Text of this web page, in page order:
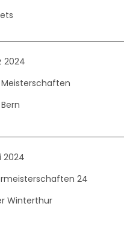
2024
2024
24
Winterthur